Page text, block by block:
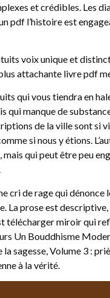
et crédibles. Les
pdf l’histoire est
voix unique et
attachante livre pdf
qui vous tiendra en
qui manque de
de la ville sont si
si nous y étions.
mais qui peut être peu
cri de rage qui dénonce
La prose est
télécharger miroir qui
Un Bouddhisme
sagesse, Volume 3 :
à la vérité.